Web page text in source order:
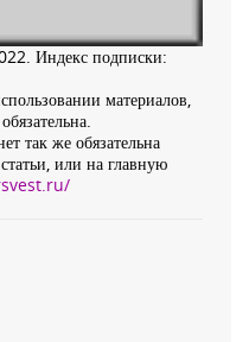
Индекс подписки:
материалов,
так же обязательна
или на главную